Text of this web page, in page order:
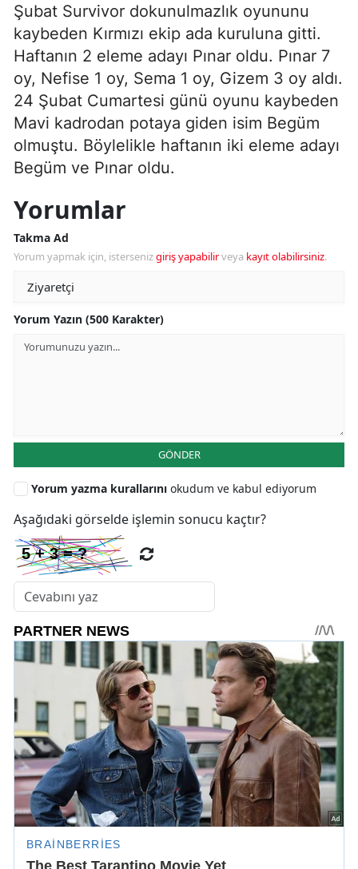
Şubat Survivor dokunulmazlık oyununu
kaybeden Kırmızı ekip ada kuruluna gitti.
Haftanın 2 eleme adayı Pınar oldu. Pınar 7
oy, Nefise 1 oy, Sema 1 oy, Gizem 3 oy aldı.
24 Şubat Cumartesi günü oyunu kaybeden
Mavi kadrodan potaya giden isim Begüm
olmuştu. Böylelikle haftanın iki eleme adayı
Begüm ve Pınar oldu.
Yorumlar
Takma Ad
Yorum yapmak için, istersenizgiriş yapabilirveya kayıt olabilirsiniz.
Yorum Yazın (500 Karakter)
GÖNDER
Yorum yazma kurallarını okudum ve kabul ediyorum
Aşağıdaki görselde işlemin sonucu kaçtır?